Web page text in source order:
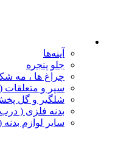
آینه‌ها
جلو پنجره
چراغ‌ ها ، مه‌
سپر و متعلقات
شلگیر و گل‌
بدنه فلزی ( درب
سایر لوازم